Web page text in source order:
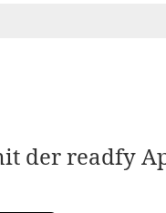
der readfy